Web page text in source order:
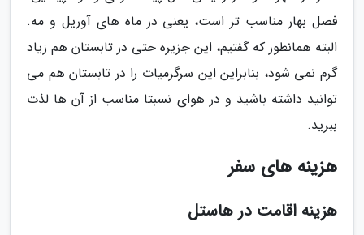
فصل بهار مناسب تر است، یعنی در ماه های آوریل و مه.
البته همانطور که گفتیم، این جزیره حتی در تابستان هم زیاد
گرم نمی شود، بنابراین این سرگرمیات را در تابستان هم می
توانید داشته باشید و در هوای نسبتا مناسب از آن ها لذت
ببرید.
هزینه های سفر
هزینه اقامت در هاستل